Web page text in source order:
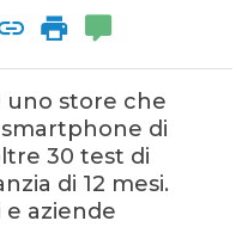
uno store che
di
30 test di
di 12 mesi.
aziende